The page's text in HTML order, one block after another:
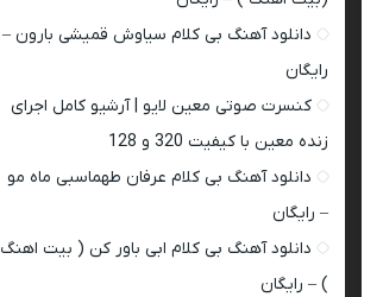
دانلود آهنگ بی کلام سیاوش قمیشی بارون –
رایگان
کنسرت صوتی معین لایو | آرشیو کامل اجرای
زنده معین با کیفیت 320 و 128
دانلود آهنگ بی کلام عرفان طهماسبی ماه مو
– رایگان
دانلود آهنگ بی کلام ابی باور کن ( بیت اهنگ
) – رایگان